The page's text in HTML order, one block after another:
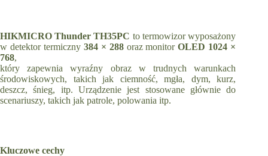
HIKMICRO Thunder TH35PC to termowizor wyposażony
w detektor termiczny 384 × 288oraz monitorOLED 1024 ×
768,
który zapewnia wyraźny obraz w trudnych warunkach
środowiskowych, takich jak ciemność, mgła, dym, kurz,
deszcz, śnieg, itp. Urządzenie jest stosowane głównie do
scenariuszy, takich jak patrole, polowania itp.
Kluczowe cechy